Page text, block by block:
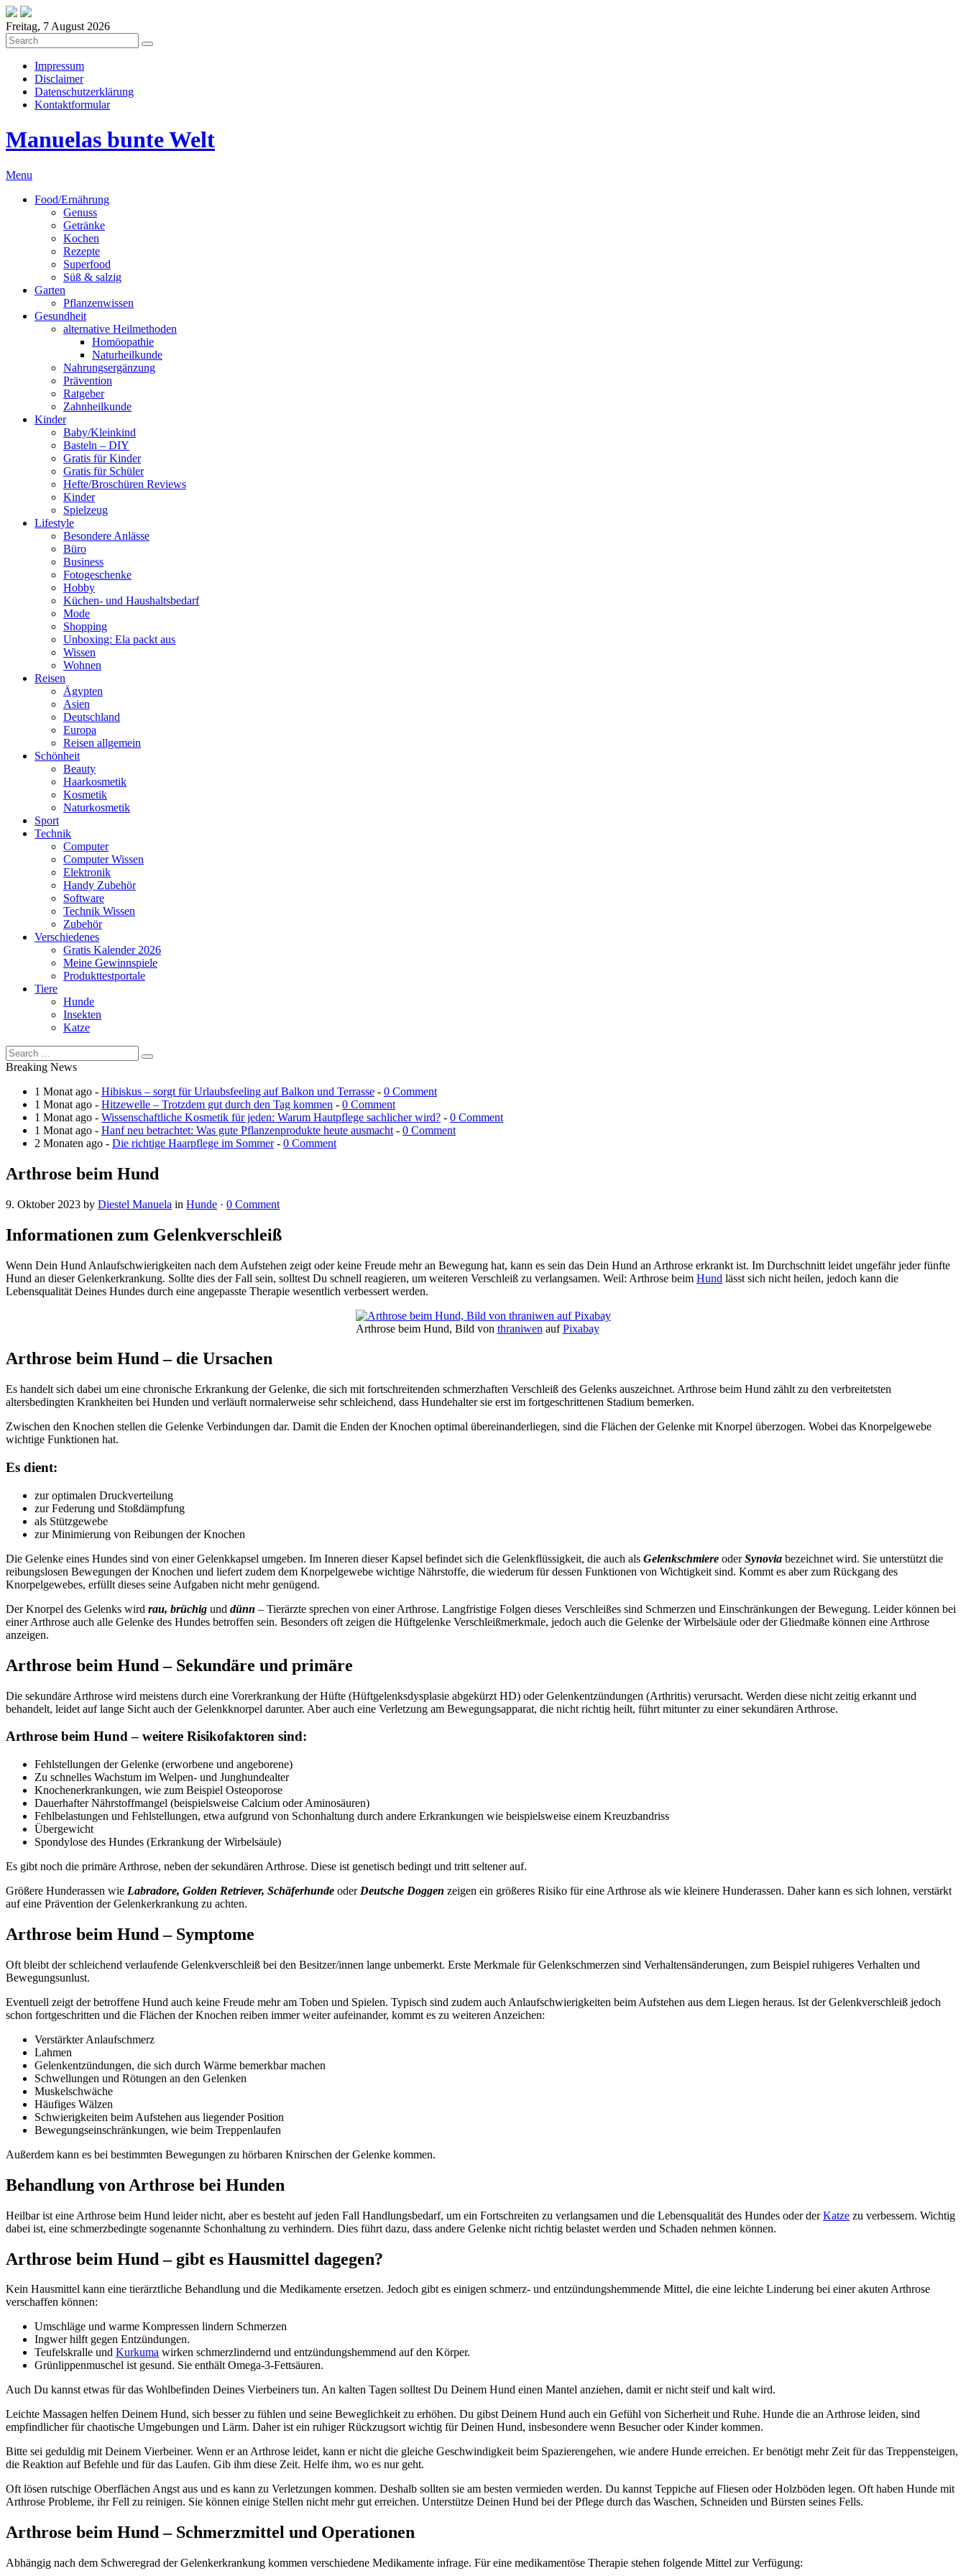
Freitag, 7 August 2026
Impressum
Disclaimer
Datenschutzerklärung
Kontaktformular
Manuelas bunte Welt
Menu
Food/Ernährung
Genuss
Getränke
Kochen
Rezepte
Superfood
Süß & salzig
Garten
Pflanzenwissen
Gesundheit
alternative Heilmethoden
Homöopathie
Naturheilkunde
Nahrungsergänzung
Prävention
Ratgeber
Zahnheilkunde
Kinder
Baby/Kleinkind
Basteln – DIY
Gratis für Kinder
Gratis für Schüler
Hefte/Broschüren Reviews
Kinder
Spielzeug
Lifestyle
Besondere Anlässe
Büro
Business
Fotogeschenke
Hobby
Küchen- und Haushaltsbedarf
Mode
Shopping
Unboxing: Ela packt aus
Wissen
Wohnen
Reisen
Ägypten
Asien
Deutschland
Europa
Reisen allgemein
Schönheit
Beauty
Haarkosmetik
Kosmetik
Naturkosmetik
Sport
Technik
Computer
Computer Wissen
Elektronik
Handy Zubehör
Software
Technik Wissen
Zubehör
Verschiedenes
Gratis Kalender 2026
Meine Gewinnspiele
Produkttestportale
Tiere
Hunde
Insekten
Katze
Breaking News
1 Monat ago - Hibiskus – sorgt für Urlaubsfeeling auf Balkon und Terrasse - 0 Comment
1 Monat ago - Hitzewelle – Trotzdem gut durch den Tag kommen - 0 Comment
1 Monat ago - Wissenschaftliche Kosmetik für jeden: Warum Hautpflege sachlicher wird? - 0 Comment
1 Monat ago - Hanf neu betrachtet: Was gute Pflanzenprodukte heute ausmacht - 0 Comment
2 Monaten ago - Die richtige Haarpflege im Sommer- 0 Comment
Arthrose beim Hund
9. Oktober 2023 by Diestel Manuela in Hunde · 0 Comment
Informationen zum Gelenkverschleiß
Wenn Dein Hund Anlaufschwierigkeiten nach dem Aufstehen zeigt oder keine Freude mehr an Bewegung hat, kann es sein das Dein Hund an Arthrose erkrankt ist. Im Durchschnitt leidet ungefähr jeder fünfte
Hund an dieser Gelenkerkrankung. Sollte dies der Fall sein, solltest Du schnell reagieren, um weiteren Verschleiß zu verlangsamen. Weil: Arthrose beim Hund lässt sich nicht heilen, jedoch kann die
Lebensqualität Deines Hundes durch eine angepasste Therapie wesentlich verbessert werden.
Arthrose beim Hund, Bild von thraniwen aufPixabay
Arthrose beim Hund – die Ursachen
Es handelt sich dabei um eine chronische Erkrankung der Gelenke, die sich mit fortschreitenden schmerzhaften Verschleiß des Gelenks auszeichnet. Arthrose beim Hund zählt zu den verbreitetsten
altersbedingten Krankheiten bei Hunden und verläuft normalerweise sehr schleichend, dass Hundehalter sie erst im fortgeschrittenen Stadium bemerken.
Zwischen den Knochen stellen die Gelenke Verbindungen dar. Damit die Enden der Knochen optimal übereinanderliegen, sind die Flächen der Gelenke mit Knorpel überzogen. Wobei das Knorpelgewebe
wichtige Funktionen hat.
Es dient:
zur optimalen Druckverteilung
zur Federung und Stoßdämpfung
als Stützgewebe
zur Minimierung von Reibungen der Knochen
Die Gelenke eines Hundes sind von einer Gelenkkapsel umgeben. Im Inneren dieser Kapsel befindet sich die Gelenkflüssigkeit, die auch als Gelenkschmiere oderSynovia bezeichnet wird. Sie unterstützt die
reibungslosen Bewegungen der Knochen und liefert zudem dem Knorpelgewebe wichtige Nährstoffe, die wiederum für dessen Funktionen von Wichtigkeit sind. Kommt es aber zum Rückgang des
Knorpelgewebes, erfüllt dieses seine Aufgaben nicht mehr genügend.
Der Knorpel des Gelenks wird rau, brüchig und dünn – Tierärzte sprechen von einer Arthrose. Langfristige Folgen dieses Verschleißes sind Schmerzen und Einschränkungen der Bewegung. Leider können bei
einer Arthrose auch alle Gelenke des Hundes betroffen sein. Besonders oft zeigen die Hüftgelenke Verschleißmerkmale, jedoch auch die Gelenke der Wirbelsäule oder der Gliedmaße können eine Arthrose
anzeigen.
Arthrose beim Hund – Sekundäre und primäre
Die sekundäre Arthrose wird meistens durch eine Vorerkrankung der Hüfte (Hüftgelenksdysplasie abgekürzt HD) oder Gelenkentzündungen (Arthritis) verursacht. Werden diese nicht zeitig erkannt und
behandelt, leidet auf lange Sicht auch der Gelenkknorpel darunter. Aber auch eine Verletzung am Bewegungsapparat, die nicht richtig heilt, führt mitunter zu einer sekundären Arthrose.
Arthrose beim Hund – weitere Risikofaktoren sind:
Fehlstellungen der Gelenke (erworbene und angeborene)
Zu schnelles Wachstum im Welpen- und Junghundealter
Knochenerkrankungen, wie zum Beispiel Osteoporose
Dauerhafter Nährstoffmangel (beispielsweise Calcium oder Aminosäuren)
Fehlbelastungen und Fehlstellungen, etwa aufgrund von Schonhaltung durch andere Erkrankungen wie beispielsweise einem Kreuzbandriss
Übergewicht
Spondylose des Hundes (Erkrankung der Wirbelsäule)
Es gibt noch die primäre Arthrose, neben der sekundären Arthrose. Diese ist genetisch bedingt und tritt seltener auf.
Größere Hunderassen wie Labradore, Golden Retriever, Schäferhunde oder Deutsche Doggen zeigen ein größeres Risiko für eine Arthrose als wie kleinere Hunderassen. Daher kann es sich lohnen, verstärkt
auf eine Prävention der Gelenkerkrankung zu achten.
Arthrose beim Hund – Symptome
Oft bleibt der schleichend verlaufende Gelenkverschleiß bei den Besitzer/innen lange unbemerkt. Erste Merkmale für Gelenkschmerzen sind Verhaltensänderungen, zum Beispiel ruhigeres Verhalten und
Bewegungsunlust.
Eventuell zeigt der betroffene Hund auch keine Freude mehr am Toben und Spielen. Typisch sind zudem auch Anlaufschwierigkeiten beim Aufstehen aus dem Liegen heraus. Ist der Gelenkverschleiß jedoch
schon fortgeschritten und die Flächen der Knochen reiben immer weiter aufeinander, kommt es zu weiteren Anzeichen:
Verstärkter Anlaufschmerz
Lahmen
Gelenkentzündungen, die sich durch Wärme bemerkbar machen
Schwellungen und Rötungen an den Gelenken
Muskelschwäche
Häufiges Wälzen
Schwierigkeiten beim Aufstehen aus liegender Position
Bewegungseinschränkungen, wie beim Treppenlaufen
Außerdem kann es bei bestimmten Bewegungen zu hörbaren Knirschen der Gelenke kommen.
Behandlung von Arthrose bei Hunden
Heilbar ist eine Arthrose beim Hund leider nicht, aber es besteht auf jeden Fall Handlungsbedarf, um ein Fortschreiten zu verlangsamen und die Lebensqualität des Hundes oder derKatze zu verbessern. Wichtig
dabei ist, eine schmerzbedingte sogenannte Schonhaltung zu verhindern. Dies führt dazu, dass andere Gelenke nicht richtig belastet werden und Schaden nehmen können.
Arthrose beim Hund – gibt es Hausmittel dagegen?
Kein Hausmittel kann eine tierärztliche Behandlung und die Medikamente ersetzen. Jedoch gibt es einigen schmerz- und entzündungshemmende Mittel, die eine leichte Linderung bei einer akuten Arthrose
verschaffen können:
Umschläge und warme Kompressen lindern Schmerzen
Ingwer hilft gegen Entzündungen.
Teufelskralle und Kurkuma wirken schmerzlindernd und entzündungshemmend auf den Körper.
Grünlippenmuschel ist gesund. Sie enthält Omega-3-Fettsäuren.
Auch Du kannst etwas für das Wohlbefinden Deines Vierbeiners tun. An kalten Tagen solltest Du Deinem Hund einen Mantel anziehen, damit er nicht steif und kalt wird.
Leichte Massagen helfen Deinem Hund, sich besser zu fühlen und seine Beweglichkeit zu erhöhen. Du gibst Deinem Hund auch ein Gefühl von Sicherheit und Ruhe. Hunde die an Arthrose leiden, sind
empfindlicher für chaotische Umgebungen und Lärm. Daher ist ein ruhiger Rückzugsort wichtig für Deinen Hund, insbesondere wenn Besucher oder Kinder kommen.
Bitte sei geduldig mit Deinem Vierbeiner. Wenn er an Arthrose leidet, kann er nicht die gleiche Geschwindigkeit beim Spazierengehen, wie andere Hunde erreichen. Er benötigt mehr Zeit für das Treppensteigen,
die Reaktion auf Befehle und für das Laufen. Gib ihm diese Zeit. Helfe ihm, wo es nur geht.
Oft lösen rutschige Oberflächen Angst aus und es kann zu Verletzungen kommen. Deshalb sollten sie am besten vermieden werden. Du kannst Teppiche auf Fliesen oder Holzböden legen. Oft haben Hunde mit
Arthrose Probleme, ihr Fell zu reinigen. Sie können einige Stellen nicht mehr gut erreichen. Unterstütze Deinen Hund bei der Pflege durch das Waschen, Schneiden und Bürsten seines Fells.
Arthrose beim Hund – Schmerzmittel und Operationen
Abhängig nach dem Schweregrad der Gelenkerkrankung kommen verschiedene Medikamente infrage. Für eine medikamentöse Therapie stehen folgende Mittel zur Verfügung: